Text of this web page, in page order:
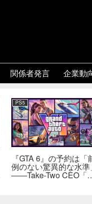
関係者発言 企業動
PS5
『GTA 6』の予約は「
例のない驚異的な水準
――Take-Two CEO「